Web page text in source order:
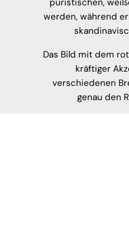
puristischen,
werden, während
Das Bild mit dem
kräftiger
verschiedenen
genau den